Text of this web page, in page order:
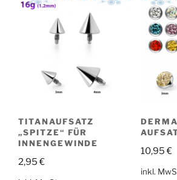
TITANAUFSATZ
„SPITZE“ FÜR
INNENGEWINDE
2,95€
10,95€
inkl.